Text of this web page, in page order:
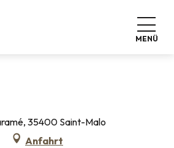
MENÜ
Hotels
35400 Saint-Malo
Anfahrt